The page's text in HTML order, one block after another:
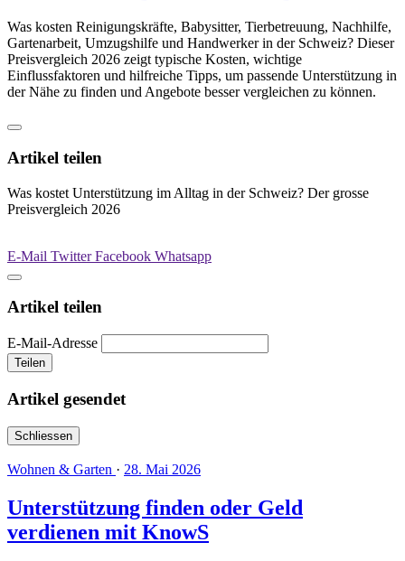
Was kosten Reinigungskräfte, Babysitter, Tierbetreuung, Nachhilfe,
Gartenarbeit, Umzugshilfe und Handwerker in der Schweiz? Dieser
Preisvergleich 2026 zeigt typische Kosten, wichtige
Einflussfaktoren und hilfreiche Tipps, um passende Unterstützung in
der Nähe zu finden und Angebote besser vergleichen zu können.
Artikel teilen
Was kostet Unterstützung im Alltag in der Schweiz? Der grosse
Preisvergleich 2026
E-Mail TwitterFacebook Whatsapp
Artikel teilen
E-Mail-Adresse
Teilen
Artikel gesendet
Schliessen
Wohnen & Garten · 28. Mai 2026
Unterstützung finden oder Geld
verdienen mit KnowS